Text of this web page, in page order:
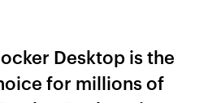
Desktop is the
for millions of